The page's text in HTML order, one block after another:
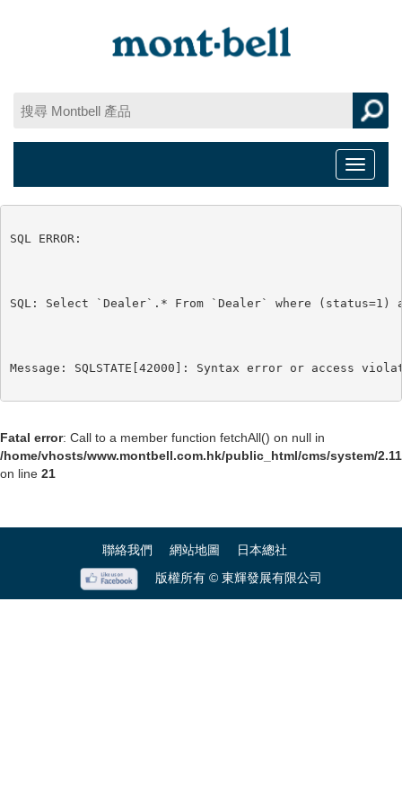
Toggle
SQL ERROR:
SQL: Select `Dealer`.* From `Dealer` where (status=1)
Message: SQLSTATE[42000]: Syntax error or access
Fatal error: Call to a member function fetchAll() on null in
/home/vhosts/www.montbell.com.hk/public_html/cms/system/
on line 21
聯絡我們 網站地圖
日本總社
版權所有 © 東輝發展有限公司